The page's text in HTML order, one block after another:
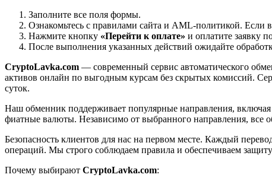
Заполните все поля формы.
Ознакомьтесь с правилами сайта и AML-политикой. Если
Нажмите кнопку «Перейти к оплате» и оплатите заявку
После выполнения указанных действий ожидайте
CryptoLavka.com — современный сервис автоматического
активов онлайн по выгодным курсам без скрытых комиссий.
суток.
Наш обменник поддерживает популярные направления,
фиатные валюты. Независимо от выбранного направления, все
Безопасность клиентов для нас на первом месте. Каждый
операций. Мы строго соблюдаем правила и обеспечиваем
Почему выбирают CryptoLavka.com: